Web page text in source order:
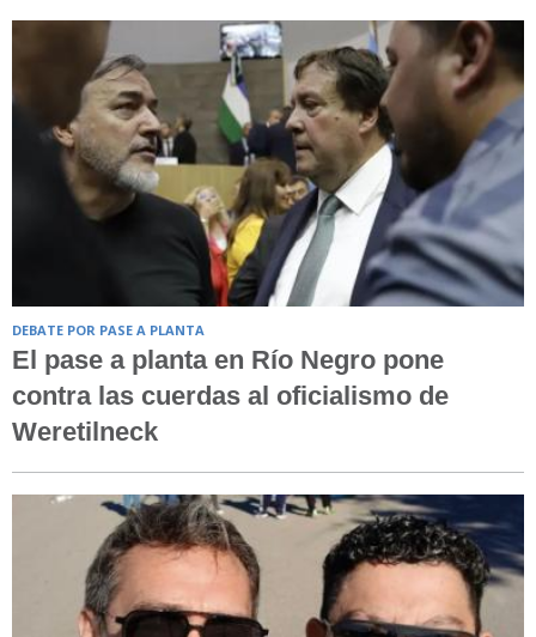
DEBATE POR PASE A PLANTA
El pase a planta en Río Negro pone
contra las cuerdas al oficialismo de
Weretilneck